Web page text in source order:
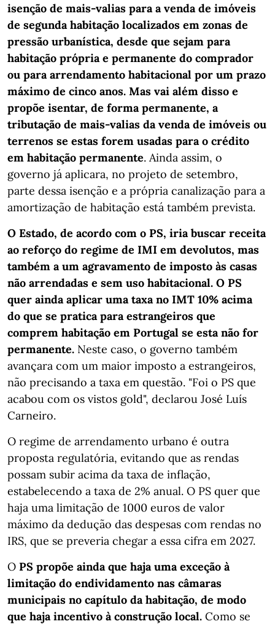
isenção de mais-valias para a venda de imóveis
de segunda habitação localizados em zonas de
pressão urbanística, desde que sejam para
habitação própria e permanente do comprador
ou para arrendamento habitacional por um prazo
máximo de cinco anos. Mas vai além disso e
propõe isentar, de forma permanente, a
tributação de mais-valias da venda de imóveis ou
terrenos se estas forem usadas para o crédito
em habitação permanente. Ainda assim, o
governo já aplicara, no projeto de setembro,
parte dessa isenção e a própria canalização para a
amortização de habitação está também prevista.
O Estado, de acordo com o PS, iria buscar receita
ao reforço do regime de IMI em devolutos, mas
também a um agravamento de imposto às casas
não arrendadas e sem uso habitacional. O PS
quer ainda aplicar uma taxa no IMT 10% acima
do que se pratica para estrangeiros que
comprem habitação em Portugal se esta não for
permanente. Neste caso, o governo também
avançara com um maior imposto a estrangeiros,
não precisando a taxa em questão. "Foi o PS que
acabou com os vistos gold", declarou José Luís
Carneiro.
O regime de arrendamento urbano é outra
proposta regulatória, evitando que as rendas
possam subir acima da taxa de inflação,
estabelecendo a taxa de 2% anual. O PS quer que
haja uma limitação de 1000 euros de valor
máximo da dedução das despesas com rendas no
IRS, que se preveria chegar a essa cifra em 2027.
O PS propõe ainda que haja uma exceção à
limitação do endividamento nas câmaras
municipais no capítulo da habitação, de modo
que haja incentivo à construção local. Como se